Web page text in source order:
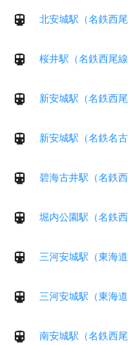
北安城駅（名鉄西
桜井駅（名鉄西尾
新安城駅（名鉄西
新安城駅（名鉄名
碧海古井駅（名鉄
堀内公園駅（名鉄
三河安城駅（東海
三河安城駅（東海
南安城駅（名鉄西